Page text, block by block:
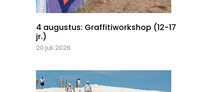
4 augustus: Graffitiworkshop (12-17
jr.)
20 juli 2026